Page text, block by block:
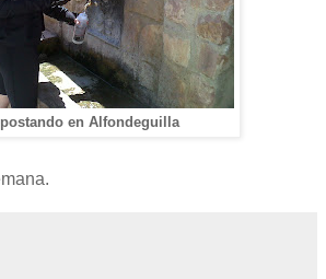
en Alfondeguilla